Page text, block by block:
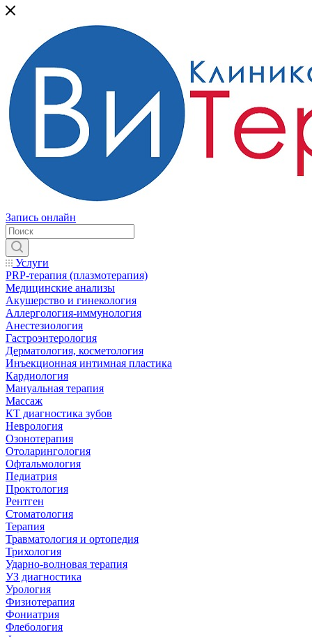
Запись онлайн
Услуги
PRP-терапия (плазмотерапия)
Медицинские анализы
Акушерство и гинекология
Аллергология-иммунология
Анестезиология
Гастроэнтерология
Дерматология, косметология
Инъекционная интимная пластика
Кардиология
Мануальная терапия
Массаж
КТ диагностика зубов
Неврология
Озонотерапия
Отоларингология
Офтальмология
Педиатрия
Проктология
Рентген
Стоматология
Терапия
Травматология и ортопедия
Трихология
Ударно-волновая терапия
УЗ диагностика
Урология
Физиотерапия
Фониатрия
Флебология